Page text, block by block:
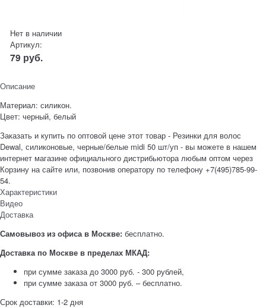
Нет в наличии
Артикул:
79 руб.
Описание
Материал: силикон.
Цвет: черный, белый
Заказать и купить по оптовой цене этот товар - Резинки для волос
Dewal, силиконовые, черные/белые midi 50 шт/уп - вы можете в нашем
интернет магазине официального дистрибьютора любым оптом через
Корзину на сайте или, позвонив оператору по телефону +7(495)785-99-
54.
Характеристики
Видео
Доставка
Самовывоз из офиса в Москве: бесплатно.
Доставка по Москве в пределах МКАД:
при сумме заказа до 3000 руб. - 300 рублей,
при сумме заказа от 3000 руб. – бесплатно.
Срок доставки: 1-2 дня